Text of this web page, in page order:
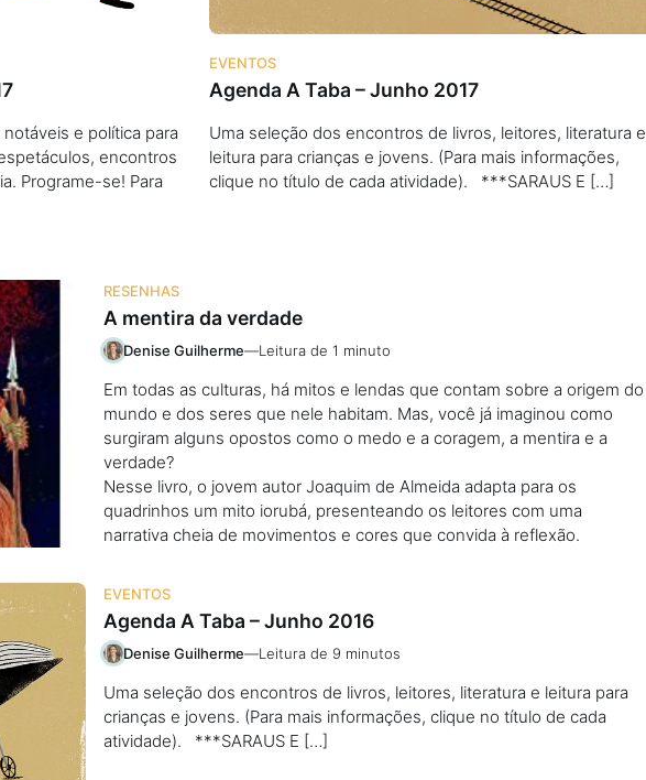
e política para
encontros
Programe-se! Para
EVENTOS
Agenda A Taba – Junho 2017
Uma seleção dos encontros de livros, leitores, literatura e
leitura para crianças e jovens. (Para mais informações,
clique no título de cada atividade). ***SARAUS E […]
RESENHAS
A mentira da verdade
Denise Guilherme—Leitura de 1 minuto
Em todas as culturas, há mitos e lendas que contam sobre a origem do
mundo e dos seres que nele habitam. Mas, você já imaginou como
surgiram alguns opostos como o medo e a coragem, a mentira e a
verdade?
Nesse livro, o jovem autor Joaquim de Almeida adapta para os
quadrinhos um mito iorubá, presenteando os leitores com uma
narrativa cheia de movimentos e cores que convida à reflexão.
EVENTOS
Agenda A Taba – Junho 2016
Denise Guilherme—Leitura de 9 minutos
Uma seleção dos encontros de livros, leitores, literatura e leitura para
crianças e jovens. (Para mais informações, clique no título de cada
atividade). ***SARAUS E […]